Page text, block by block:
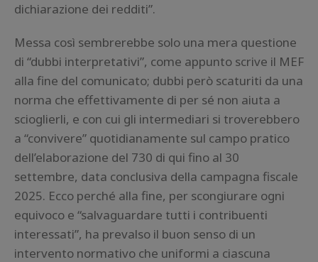
dichiarazione dei redditi”.
Messa così sembrerebbe solo una mera questione
di “dubbi interpretativi”, come appunto scrive il MEF
alla fine del comunicato; dubbi però scaturiti da una
norma che effettivamente di per sé non aiuta a
scioglierli, e con cui gli intermediari si troverebbero
a “convivere” quotidianamente sul campo pratico
dell’elaborazione del 730 di qui fino al 30
settembre, data conclusiva della campagna fiscale
2025. Ecco perché alla fine, per scongiurare ogni
equivoco e “salvaguardare tutti i contribuenti
interessati”, ha prevalso il buon senso di un
intervento normativo che uniformi a ciascuna